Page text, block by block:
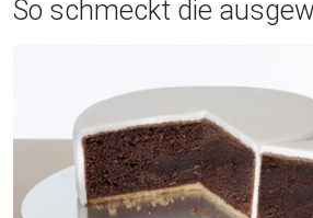
So schmeckt die